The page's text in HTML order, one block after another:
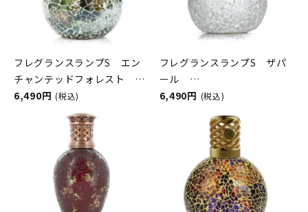
フレグランスランプS エン
チャンテッドフォレスト
ASHLEIGH&BURWOOD（ア
シュレイアンドバーウッド）
6,490円 (税込)
フレグランスランプS ザパ
ール
ASHLEIGH&BURWOOD（ア
6,490円 (税込)